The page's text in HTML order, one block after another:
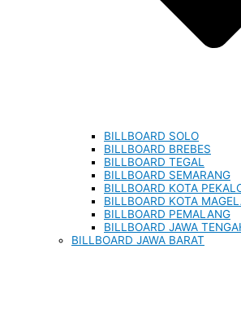
BILLBOARD SOLO
BILLBOARD BREBES
BILLBOARD TEGAL
BILLBOARD SEMARANG
BILLBOARD KOTA
BILLBOARD KOTA
BILLBOARD PEMALANG
BILLBOARD JAWA
BILLBOARD JAWA BARAT